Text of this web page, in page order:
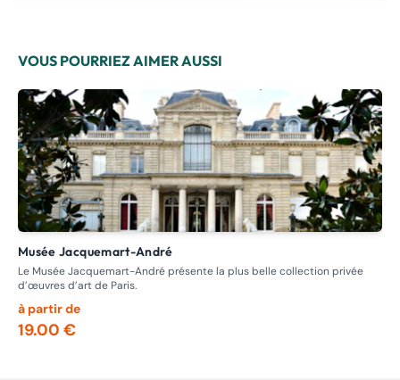
VOUS POURRIEZ AIMER AUSSI
Musée Jacquemart-André
Le Musée Jacquemart-André présente la plus belle collection privée
d’œuvres d’art de Paris.
à partir de
19.00 €